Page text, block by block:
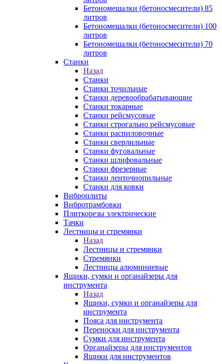
Бетономешалки (бетоносмесители) 85
литров
Бетономешалки (бетоносмесители) 100
литров
Бетономешалки (бетоносмесители) 70
литров
Станки
Назад
Станки
Станки точильные
Станки деревообрабатывающие
Станки токарные
Станки рейсмусовые
Станки строгально рейсмусовые
Станки распиловочные
Станки сверлильные
Станки фуговальные
Станки шлифовальные
Станки фрезерные
Станки ленточнопильные
Станки для ковки
Виброплиты
Вибротрамбовки
Плиткорезы электрические
Тачки
Лестницы и стремянки
Назад
Лестницы и стремянки
Стремянки
Лестницы алюминиевые
Ящики, сумки и органайзеры для
инструмента
Назад
Ящики, сумки и органайзеры для
инструмента
Пояса для инструмента
Переноски для инструмента
Сумки для инструмента
Органайзеры для инструментов
Ящики для инструментов